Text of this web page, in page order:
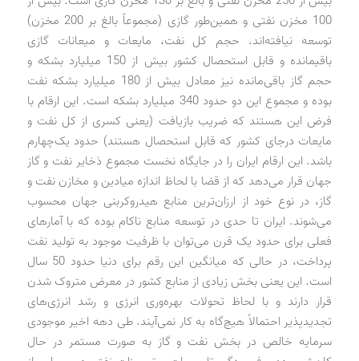
100 مخزن نفتی و همین‌طور گازی (مجموعاً بالغ بر 200 مخزن)
توسعه نیافته‌اند. حجم کل نفت، مایعات و میعانات گازی
باقیمانده و قابل استحصال کشور بیش از 150 میلیارد بشکه و
حجم گاز باقی‌مانده نیز معادل بیش از 180 میلیارد بشکه نفت
بوده و مجموع این دو حدود 340 میلیارد بشکه است. این ارقام با
فرض این هستند که ضریب بازیافت (یعنی کسری از کل نفت و
مایعات درجای کشور که قابل استحصال هستند) حدود یک‌چهارم
باشد. این ارقام ایران را در جایگاه نخست مجموع ذخایر نفت و گاز
جهان قرار می‌دهد که از قضا با لحاظ اندازه میادین و مخازن نفت و
گاز، در نوع خود از ارزان‌ترین منابع هیدروکربنی جهان محسوب
می‌شوند. ایران تا حدی در توسعه منابع ناکام بوده که با آمارهای
فعلی برای حدود یک قرن می‌توان با ظرفیت موجود به تولید نفت
پرداخت، در حالی که میانگین این رقم برای دنیا حدود 50 سال
است. این یعنی بخش زیادی از منابع کشور در معرض متروک شدن
قرار دارند و با لحاظ تحولات بهره‌وری انرژی و رشد انرژی‌های
تجدیدپذیر احتمالاً هیچ‌گاه به کار نمی‌آیند. طی دهه اخیر موجودی
سرمایه خالص در بخش نفت و گاز به صورت مستمر در حال